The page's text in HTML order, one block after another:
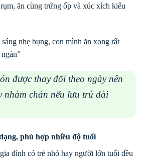
ăn cùng trứng ốp và xúc xích kiểu
sáng nhẹ bụng, con mình ăn xong rất
được thay đổi theo ngày nên
nhàm chán nếu lưu trú dài
phù hợp nhiều độ tuổi
đình có trẻ nhỏ hay người lớn tuổi đều